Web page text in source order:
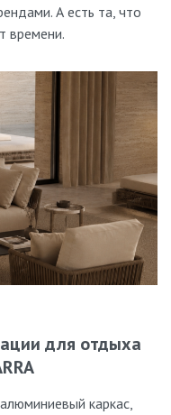
А есть та, что
времени.
для отдыха
каркас,